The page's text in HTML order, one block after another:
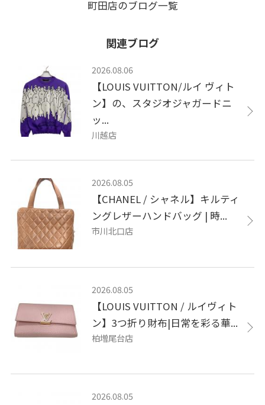
町田店のブログ一覧
関連ブログ
2026.08.06
【LOUIS VUITTON/ルイ ヴィト
ン】の、スタジオジャガードニ
ッ...
川越店
2026.08.05
【CHANEL / シャネル】キルティ
ングレザーハンドバッグ | 時...
市川北口店
2026.08.05
【LOUIS VUITTON / ルイヴィト
ン】3つ折り財布|日常を彩る華...
柏増尾台店
2026.08.05